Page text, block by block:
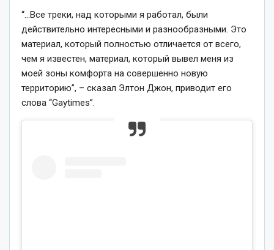
“…Все треки, над которыми я работал, были
действительно интересными и разнообразными. Это
материал, который полностью отличается от всего,
чем я известен, материал, который вывел меня из
моей зоны комфорта на совершенно новую
территорию”, – сказал Элтон Джон, приводит его
слова “Gaytimes”.